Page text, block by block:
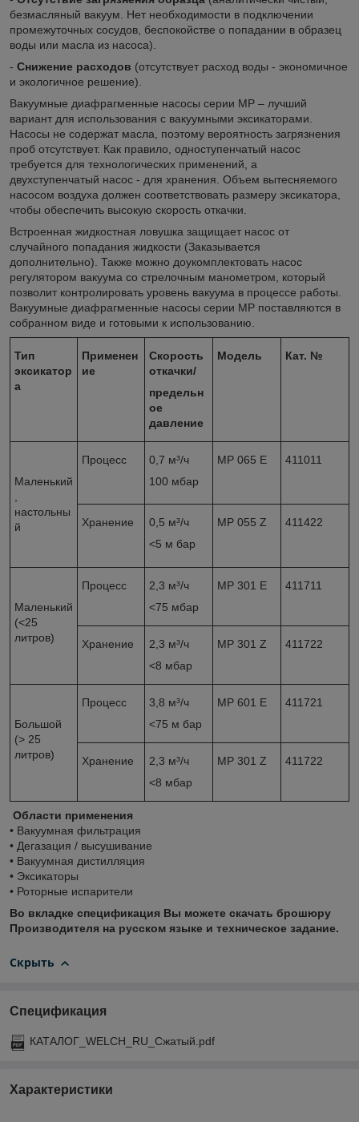
безмасляный вакуум. Нет необходимости в подключении
промежуточных сосудов, беспокойстве о попадании в образец
воды или масла из насоса).
- Снижение расходов (отсутствует расход воды - экономичное
и экологичное решение).
Вакуумные диафрагменные насосы серии MP – лучший
вариант для использования с вакуумными эксикаторами.
Насосы не содержат масла, поэтому вероятность загрязнения
проб отсутствует. Как правило, одноступенчатый насос
требуется для технологических применений, а
двухступенчатый насос - для хранения. Объем вытесняемого
насосом воздуха должен соответствовать размеру эксикатора,
чтобы обеспечить высокую скорость откачки.
Встроенная жидкостная ловушка защищает насос от
случайного попадания жидкости (Заказывается
дополнительно). Также можно доукомплектовать насос
регулятором вакуума со стрелочным манометром, который
позволит контролировать уровень вакуума в процессе работы.
Вакуумные диафрагменные насосы серии MP поставляются в
собранном виде и готовыми к использованию.
Тип
эксикатор
а
Применен
ие
Скорость
откачки/
предельн
ое
давление
Модель Кат. №
Маленький
настольны
й
Процесс
0,7 м³/ч
100 мбар
MP 065 E 411011
Хранение
0,5 м³/ч
<5 м бар
MP 055 Z 411422
Маленький
(<25
литров)
Процесс
2,3 м³/ч
<75 мбар
МР 301 E 411711
Хранение
2,3 м³/ч
<8 мбар
MP 301 Z 411722
Большой
(> 25
литров)
Процесс
3,8 м³/ч
<75 м бар
МР 601 E 411721
Хранение
2,3 м³/ч
<8 мбар
MP 301 Z 411722
Области применения
• Вакуумная фильтрация
• Дегазация / высушивание
• Вакуумная дистилляция
• Эксикаторы
• Роторные испарители
Во вкладке спецификация Вы можете скачать брошюру
Производителя на русском языке и техническое задание.
Скрыть
Спецификация
КАТАЛОГ_WELCH_RU_Сжатый.pdf
Характеристики